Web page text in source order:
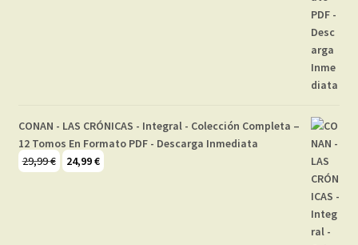
CONAN - LAS CRÓNICAS - Integral - Colección Completa –
12 Tomos En Formato PDF - Descarga Inmediata
29,99€
El24,99€